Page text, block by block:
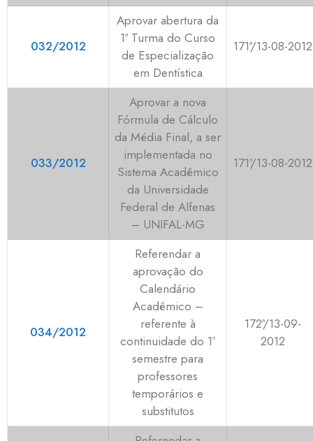
032/2012
Aprovar abertura da
1ª Turma do Curso
de Especialização
em Dentística
171ª/13-08-2012
033/2012
Aprovar a nova
Fórmula de Cálculo
da Média Final, a ser
implementada no
Sistema Acadêmico
da Universidade
Federal de Alfenas
– UNIFAL-MG
171ª/13-08-2012
034/2012
Referendar a
aprovação do
Calendário
Acadêmico –
referente à
continuidade do 1º
semestre para
professores
temporários e
substitutos
172ª/13-09-
2012